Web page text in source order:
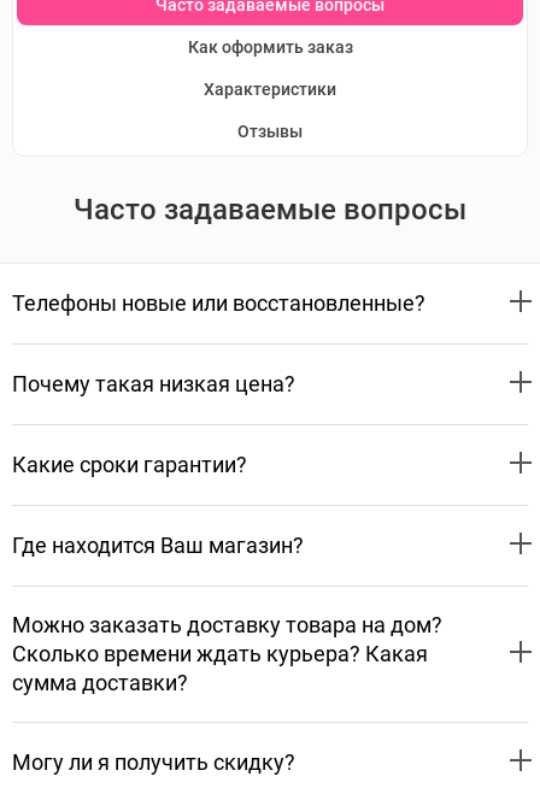
Часто задаваемые вопросы
Как оформить заказ
Характеристики
Отзывы
Часто задаваемые вопросы
Телефоны новые или восстановленные?
Почему такая низкая цена?
Какие сроки гарантии?
Где находится Ваш магазин?
Можно заказать доставку товара на дом?
Сколько времени ждать курьера? Какая
сумма доставки?
Могу ли я получить скидку?